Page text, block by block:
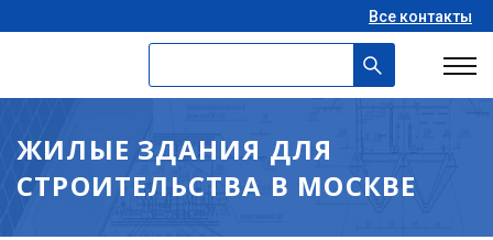
Все контакты
ЖИЛЫЕ ЗДАНИЯ ДЛЯ
СТРОИТЕЛЬСТВА В МОСКВЕ